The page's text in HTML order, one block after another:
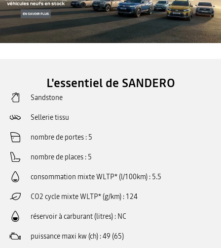
L'essentiel de SANDERO
Sandstone
Sellerie tissu
nombre de portes 5
nombre de places 5
consommation mixte WLTP* (l/100km) 5.5
CO2 cycle mixte WLTP* (g/km) 124
réservoir à carburant (litres) NC
puissance maxi kw (ch) 49 (65)